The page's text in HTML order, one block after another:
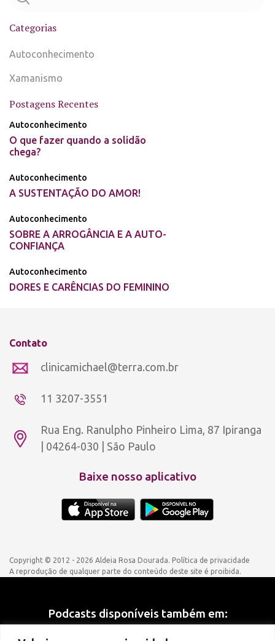
Categorias
Autoconhecimento
Xamanismo
Postagens Recentes
Autoconhecimento
O que fazer quando a solidão
chega?
Autoconhecimento
A SUSTENTAÇÃO DO AMOR!
Autoconhecimento
SOBRE A ARROGÂNCIA E A AUTO-
CONFIANÇA
Autoconhecimento
DORES E CARÊNCIAS DO FEMININO
Contato
clinicamichael@terra.com.br
11 3207-3551
Rua Eng. Ranulpho Pinheiro Lima, 87 Ipiranga
| 04264-030 | São Paulo
Baixe nosso aplicativo
Copyright © 2012 - 2026 Aldeia Rosa Dourada. Política de privacidade
A reprodução de qualquer parte do conteúdo deste site é proibida.
Podcasts disponíveis também em: